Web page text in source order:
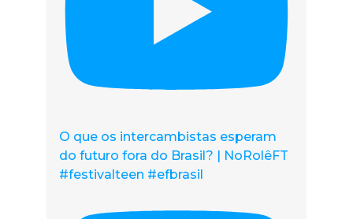
O que os intercambistas esperam
do futuro fora do Brasil? | NoRolêFT
#festivalteen #efbrasil